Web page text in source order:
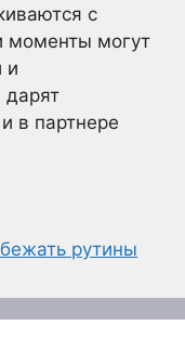
с
моменты могут
и
дарят
в партнере
рутины